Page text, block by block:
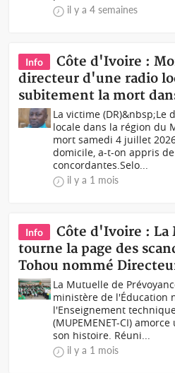
il y a 4 semaines
Info
Côte d'Ivoire :
directeur d'une radio
subitement la mort
La victime (DR)&nbsp;Le
locale dans la région du
mort samedi 4 juillet
domicile, a-t-on appris
concordantes.Selo...
il y a 1 mois
Info
Côte d'Ivoire : La
tourne la page des
Tohou nommé
La Mutuelle de
ministère de l'Éducation
l'Enseignement
(MUPEMENET-CI)
son histoire. Réuni...
il y a 1 mois